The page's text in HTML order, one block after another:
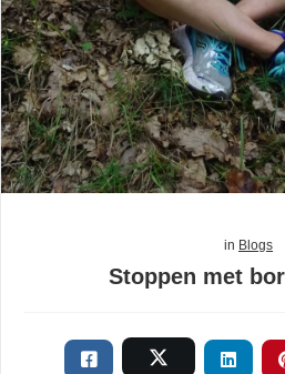
in Blogs
Stoppen met